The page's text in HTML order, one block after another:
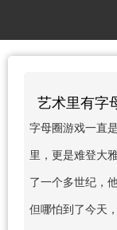
艺术里有字
字母圈游戏一直
里，更是难登大
了一个多世纪，
但哪怕到了今天